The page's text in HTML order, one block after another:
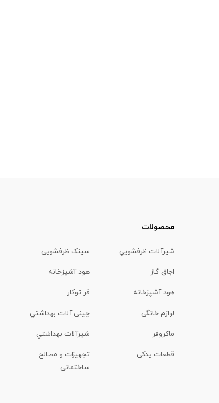
محصولات
شیرآلات ظرفشويي سینک ظرفشویی
اجاق گاز هود آشپزخانه
هود آشپزخانه فر توکار
لوازم خانگی چینی آلات بهداشتي
ماكروفر شیرآلات بهداشتي
قطعات یدکی
تجهیزات و مصالح
ساختمانی